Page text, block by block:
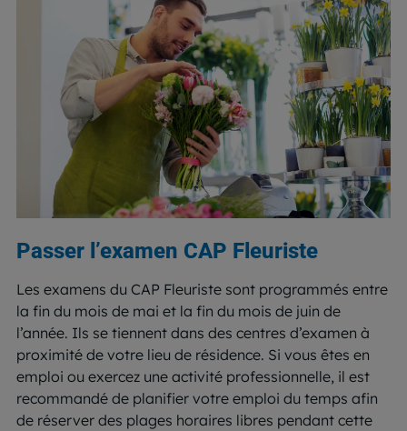
Passer l’examen CAP Fleuriste
Les examens du CAP Fleuriste sont programmés entre
la fin du mois de mai et la fin du mois de juin de
l’année. Ils se tiennent dans des centres d’examen à
proximité de votre lieu de résidence. Si vous êtes en
emploi ou exercez une activité professionnelle, il est
recommandé de planifier votre emploi du temps afin
de réserver des plages horaires libres pendant cette